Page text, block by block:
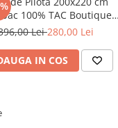
100% TAC Boutique
Leaf | Dormia.ro
Lei280,00 Lei
IN COS